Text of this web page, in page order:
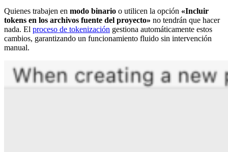
Quienes trabajen en modo binario o utilicen la opción «Incluir
tokens en los archivos fuente del proyecto» no tendrán que hacer
nada. El proceso de tokenización gestiona automáticamente estos
cambios, garantizando un funcionamiento fluido sin intervención
manual.